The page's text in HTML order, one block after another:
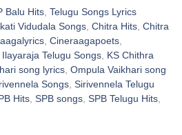
Balu Hits,Telugu Songs Lyrics
Vidudala Songs,Chitra Hits,Chitra
, Cineraagapoets,
Ilayaraja Telugu Songs, KS Chithra
song lyrics, Ompula Vaikhari song
Songs, Sirivennela Telugu
Hits, SPB songs, SPB Telugu Hits,